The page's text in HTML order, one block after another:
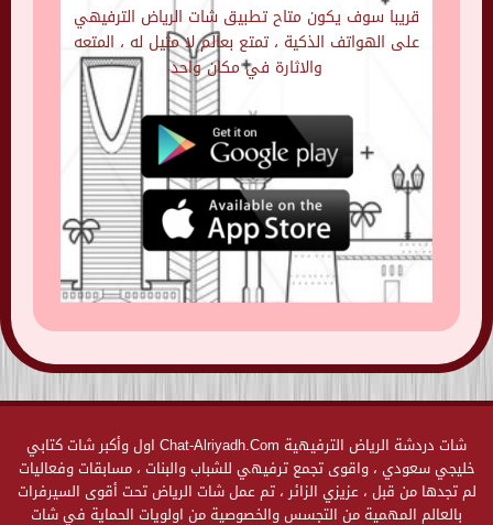
قريبا سوف يكون متاح تطبيق شات الرياض الترفيهي
على الهواتف الذكية ، تمتع بعالم لا مثيل له ، المتعه
والاثارة في مكان واحد
شات دردشة الرياض الترفيهية Chat-Alriyadh.Com اول وأكبر شات كتابي
خليجي سعودي ، واقوى تجمع ترفيهي للشباب والبنات ، مسابقات وفعاليات
لم تجدها من قبل ، عزيزي الزائر ، تم عمل شات الرياض تحت أقوى السيرفرات
بالعالم المهمية من التجسس والخصوصية من اولويات الحماية في شات